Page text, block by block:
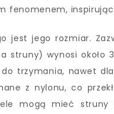
fenomenem,
jest jego rozmiar.
struny) wynosi około
trzymania, nawet
z nylonu, co
mogą mieć